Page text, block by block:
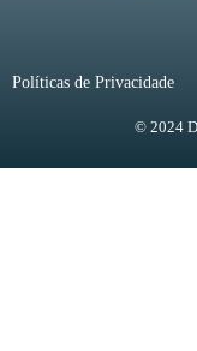
Políticas de Privacidade
© 2024